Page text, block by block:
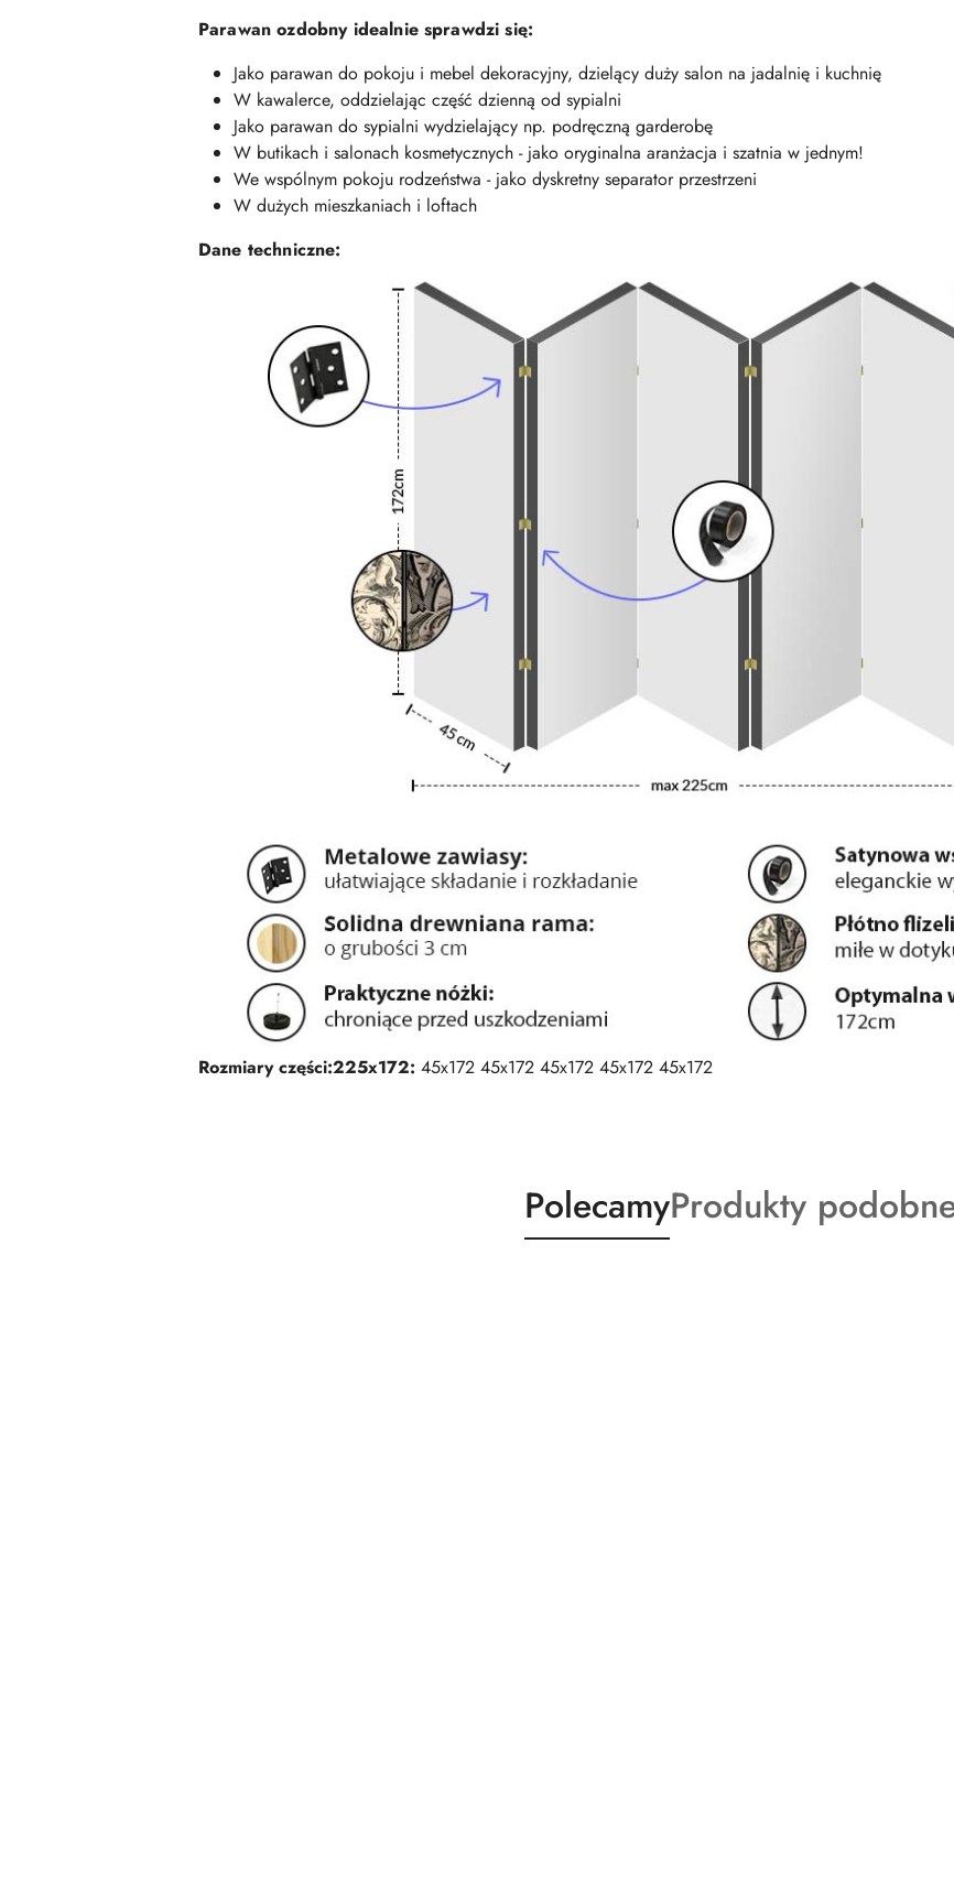
Parawan ozdobny idealnie sprawdzi się:
Jako parawan do pokoju i mebel dekoracyjny, dzielący duży salon na jadalnię i kuchnię
W kawalerce, oddzielając część dzienną od sypialni
Jako parawan do sypialni wydzielający np. podręczną garderobę
W butikach i salonach kosmetycznych - jako oryginalna aranżacja i szatnia w jednym!
We wspólnym pokoju rodzeństwa - jako dyskretny separator przestrzeni
W dużych mieszkaniach i loftach
Dane techniczne:
Rozmiary części:225x172: 45x172 45x172 45x172 45x172 45x172
Produkty
o
PolecamyProdukty
o
Produkty